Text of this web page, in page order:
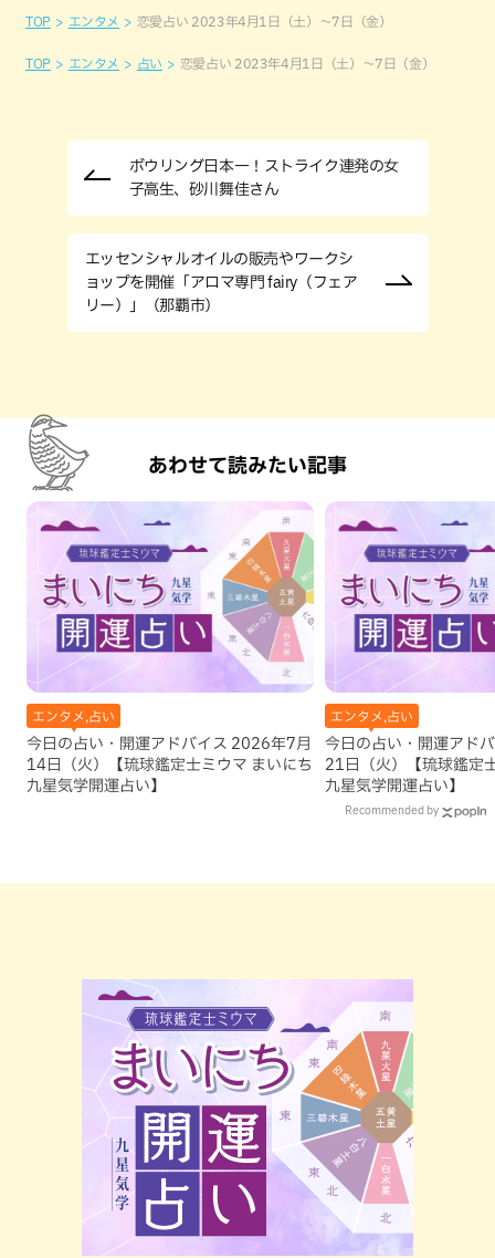
TOP エンタメ 恋愛占い 2023年4月1日（土）～7日（金）
TOP エンタメ 占い 恋愛占い 2023年4月1日（土）～7日（金）
ボウリング日本一！ストライク連発の女
子高生、砂川舞佳さん
エッセンシャルオイルの販売やワークシ
ョップを開催「アロマ専門 fairy（フェア
リー）」（那覇市）
あわせて読みたい記事
エンタメ,占い
今日の占い・開運アドバイス 2026年7月
14日（火）【琉球鑑定士ミウマ まいにち
九星気学開運占い】
エンタメ,占い
今日の占い・開運アド
21日（火）【琉球鑑定
九星気学開運占い】
Recommended by